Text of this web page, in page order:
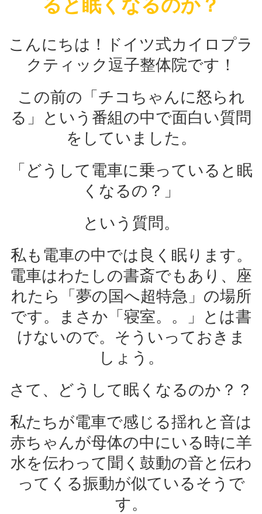
ると眠くなるのか？
こんにちは！ドイツ式カイロプラ
クティック逗子整体院です！
この前の「チコちゃんに怒られ
る」という番組の中で面白い質問
をしていました。
「どうして電車に乗っていると眠
くなるの？」
という質問。
私も電車の中では良く眠ります。
電車はわたしの書斎でもあり、座
れたら「夢の国へ超特急」の場所
です。まさか「寝室。。」とは書
けないので。そういっておきま
しょう。
さて、どうして眠くなるのか？？
私たちが電車で感じる揺れと音は
赤ちゃんが母体の中にいる時に羊
水を伝わって聞く鼓動の音と伝わ
ってくる振動が似ているそうで
す。